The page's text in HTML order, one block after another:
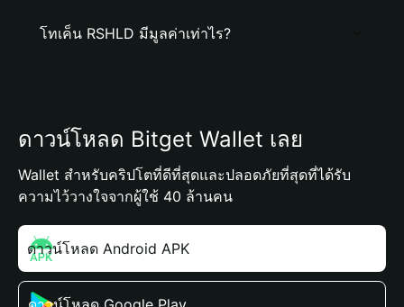
โทเค็น RSHLD มีมูลค่าเท่าไร?
ดาวน์โหลด Bitget Wallet เลย
Wallet สำหรับคริปโตที่ดีที่สุดและปลอดภัยที่สุดที่ได้รับ
ความไว้วางใจจากผู้ใช้ 40 ล้านคน
ดาวน์โหลด Android APK